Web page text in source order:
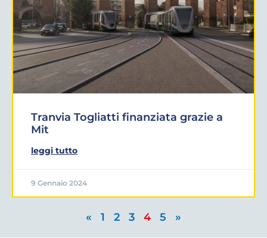
Tranvia Togliatti finanziata grazie a
Mit
leggi tutto
9 Gennaio 2024
« 1 2 3 4 5 »